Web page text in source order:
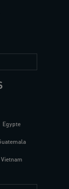
Egypte
Vietnam